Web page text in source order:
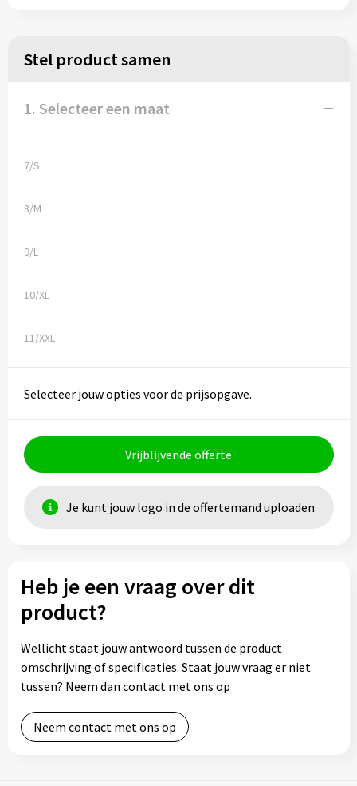
Stel product samen
1. Selecteer een maat
7/S
8/M
9/L
10/XL
11/XXL
Selecteer jouw opties voor de prijsopgave.
Vrijblijvende offerte
Je kunt jouw logo in de offertemand uploaden
Heb je een vraag over dit
product?
Wellicht staat jouw antwoord tussen de product
omschrijving of specificaties. Staat jouw vraag er niet
tussen? Neem dan contact met ons op
Neem contact met ons op